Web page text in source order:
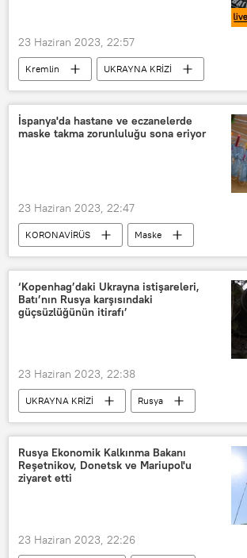
23 Haziran 2023, 22:57
Kremlin
UKRAYNA KRİZİ
Dmitriy Peskov
Yevgeniy Prigojin
Wagner grubu
İspanya'da hastane ve eczanelerde
maske takma zorunluluğu sona eriyor
23 Haziran 2023, 22:47
KORONAVİRÜS
Maske
koruyucu maske
maske zorunluluğu
Jose Minones
‘Kopenhag’daki Ukrayna istişareleri,
Batı’nın Rusya karşısındaki
güçsüzlüğünün itirafı’
23 Haziran 2023, 22:38
UKRAYNA KRİZİ
Rusya
Ukrayna
Kopenhag
Rusya Ekonomik Kalkınma Bakanı
Reşetnikov, Donetsk ve Mariupol'u
ziyaret etti
23 Haziran 2023, 22:26